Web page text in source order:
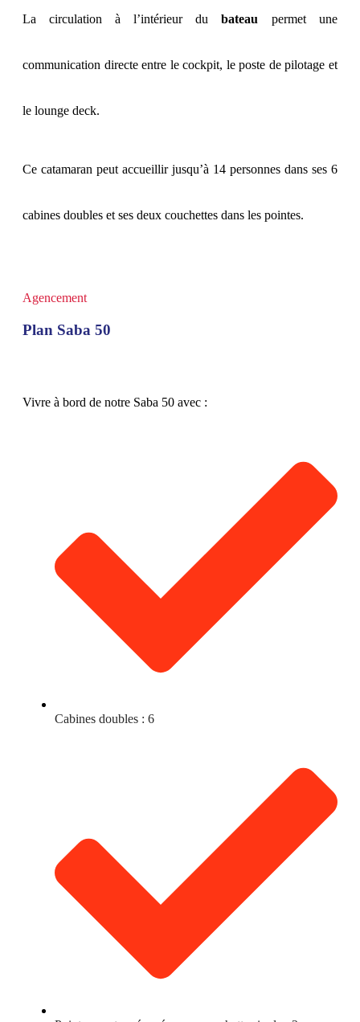
La circulation à l’intérieur du bateau permet une
communication directe entre le cockpit, le poste de pilotage et
le lounge deck.
Ce catamaran peut accueillir jusqu’à 14 personnes dans ses 6
cabines doubles et ses deux couchettes dans les pointes.
Agencement
Plan Saba 50
Vivre à bord de notre Saba 50 avec :
Cabines doubles : 6